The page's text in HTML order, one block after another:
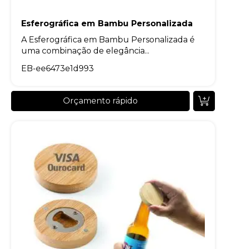
Esferográfica em Bambu Personalizada
A Esferográfica em Bambu Personalizada é
uma combinação de elegância...
EB-ee6473e1d993
Orçamento rápido